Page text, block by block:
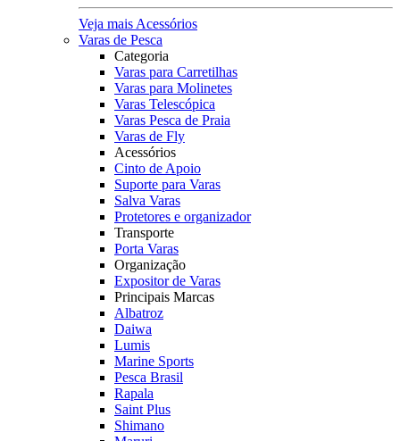
Veja mais Acessórios
Varas de Pesca
Categoria
Varas para Carretilhas
Varas para Molinetes
Varas Telescópica
Varas Pesca de Praia
Varas de Fly
Acessórios
Cinto de Apoio
Suporte para Varas
Salva Varas
Protetores e organizador
Transporte
Porta Varas
Organização
Expositor de Varas
Principais Marcas
Albatroz
Daiwa
Lumis
Marine Sports
Pesca Brasil
Rapala
Saint Plus
Shimano